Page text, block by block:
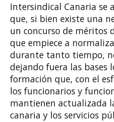
Intersindical Canaria se
que, si bien existe una
un concurso de méritos
que empiece a
durante tanto tiempo,
dejando fuera las bases
formación que, con el
los funcionarios y
mantienen actualizada
canaria y los servicios